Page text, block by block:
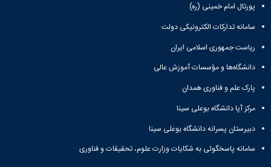
پورتال امام خمینی (ره)
سامانه تدارکات الکترونیکی دولت
ریاست جمهوری اسلامی ایران
دانشگاه‌ها و مؤسسات آموزش عالی
پارک علم و فناوری همدان
مرکز آپا دانشگاه بوعلی سینا
دبیرستان پسرانه دانشگاه بوعلی سینا
سامانه پاسخگوئی به شکایات وزارت علوم، تحقیقات و فناوری